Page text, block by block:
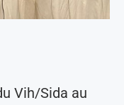
Vih/Sida au